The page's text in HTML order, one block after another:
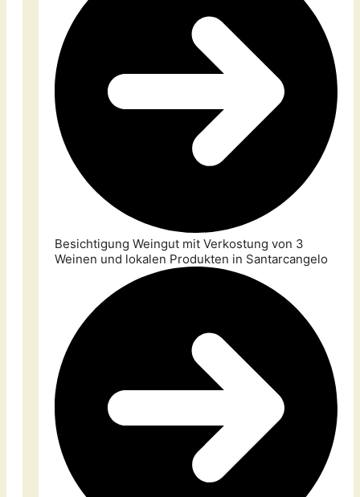
Besichtigung Weingut mit Verkostung von 3
Weinen und lokalen Produkten in Santarcangelo